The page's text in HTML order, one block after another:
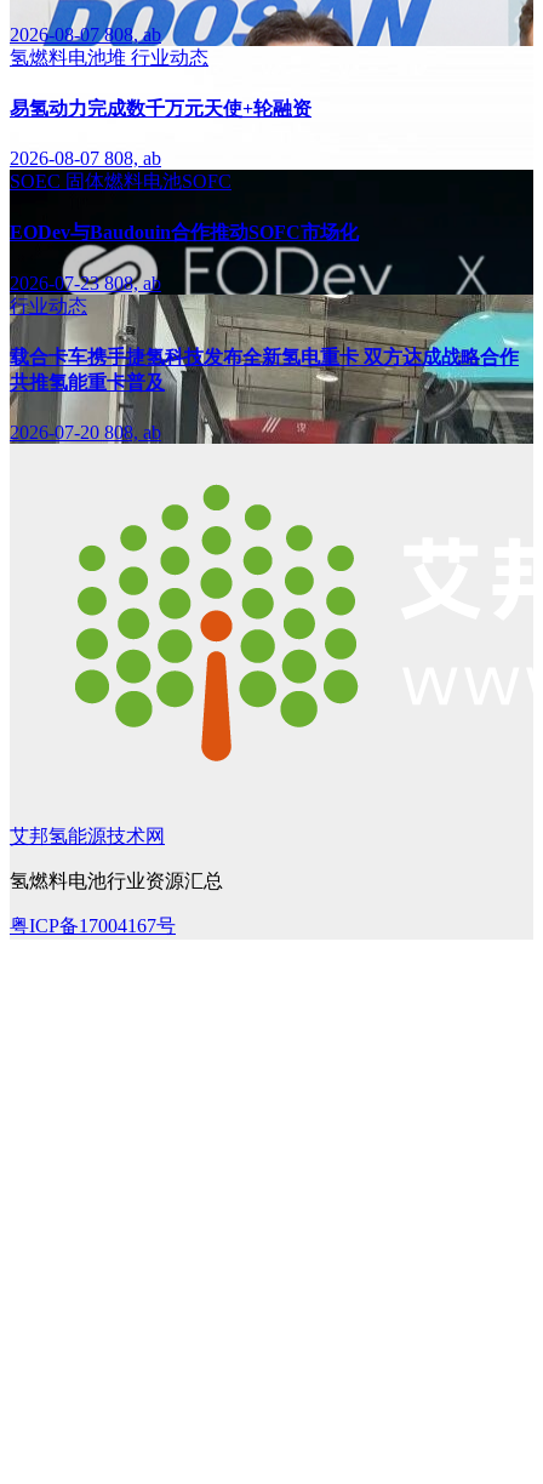
2026-08-07808, ab
氢燃料电池堆 行业动态
易氢动力完成数千万元天使+轮融资
2026-08-07 808, ab
SOEC 固体燃料电池SOFC
EODev与Baudouin合作推动SOFC市场化
2026-07-23808, ab
行业动态
载合卡车携手捷氢科技发布全新氢电重卡 双方达成战略合作
共推氢能重卡普及
2026-07-20 808, ab
艾邦氢能源技术网
氢燃料电池行业资源汇总
粤ICP备17004167号